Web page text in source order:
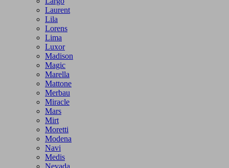
Laurent
Lila
Lorens
Lima
Luxor
Madison
Magic
Marella
Mattone
Merbau
Miracle
Mars
Mirt
Moretti
Modena
Navi
Medis
Nevada